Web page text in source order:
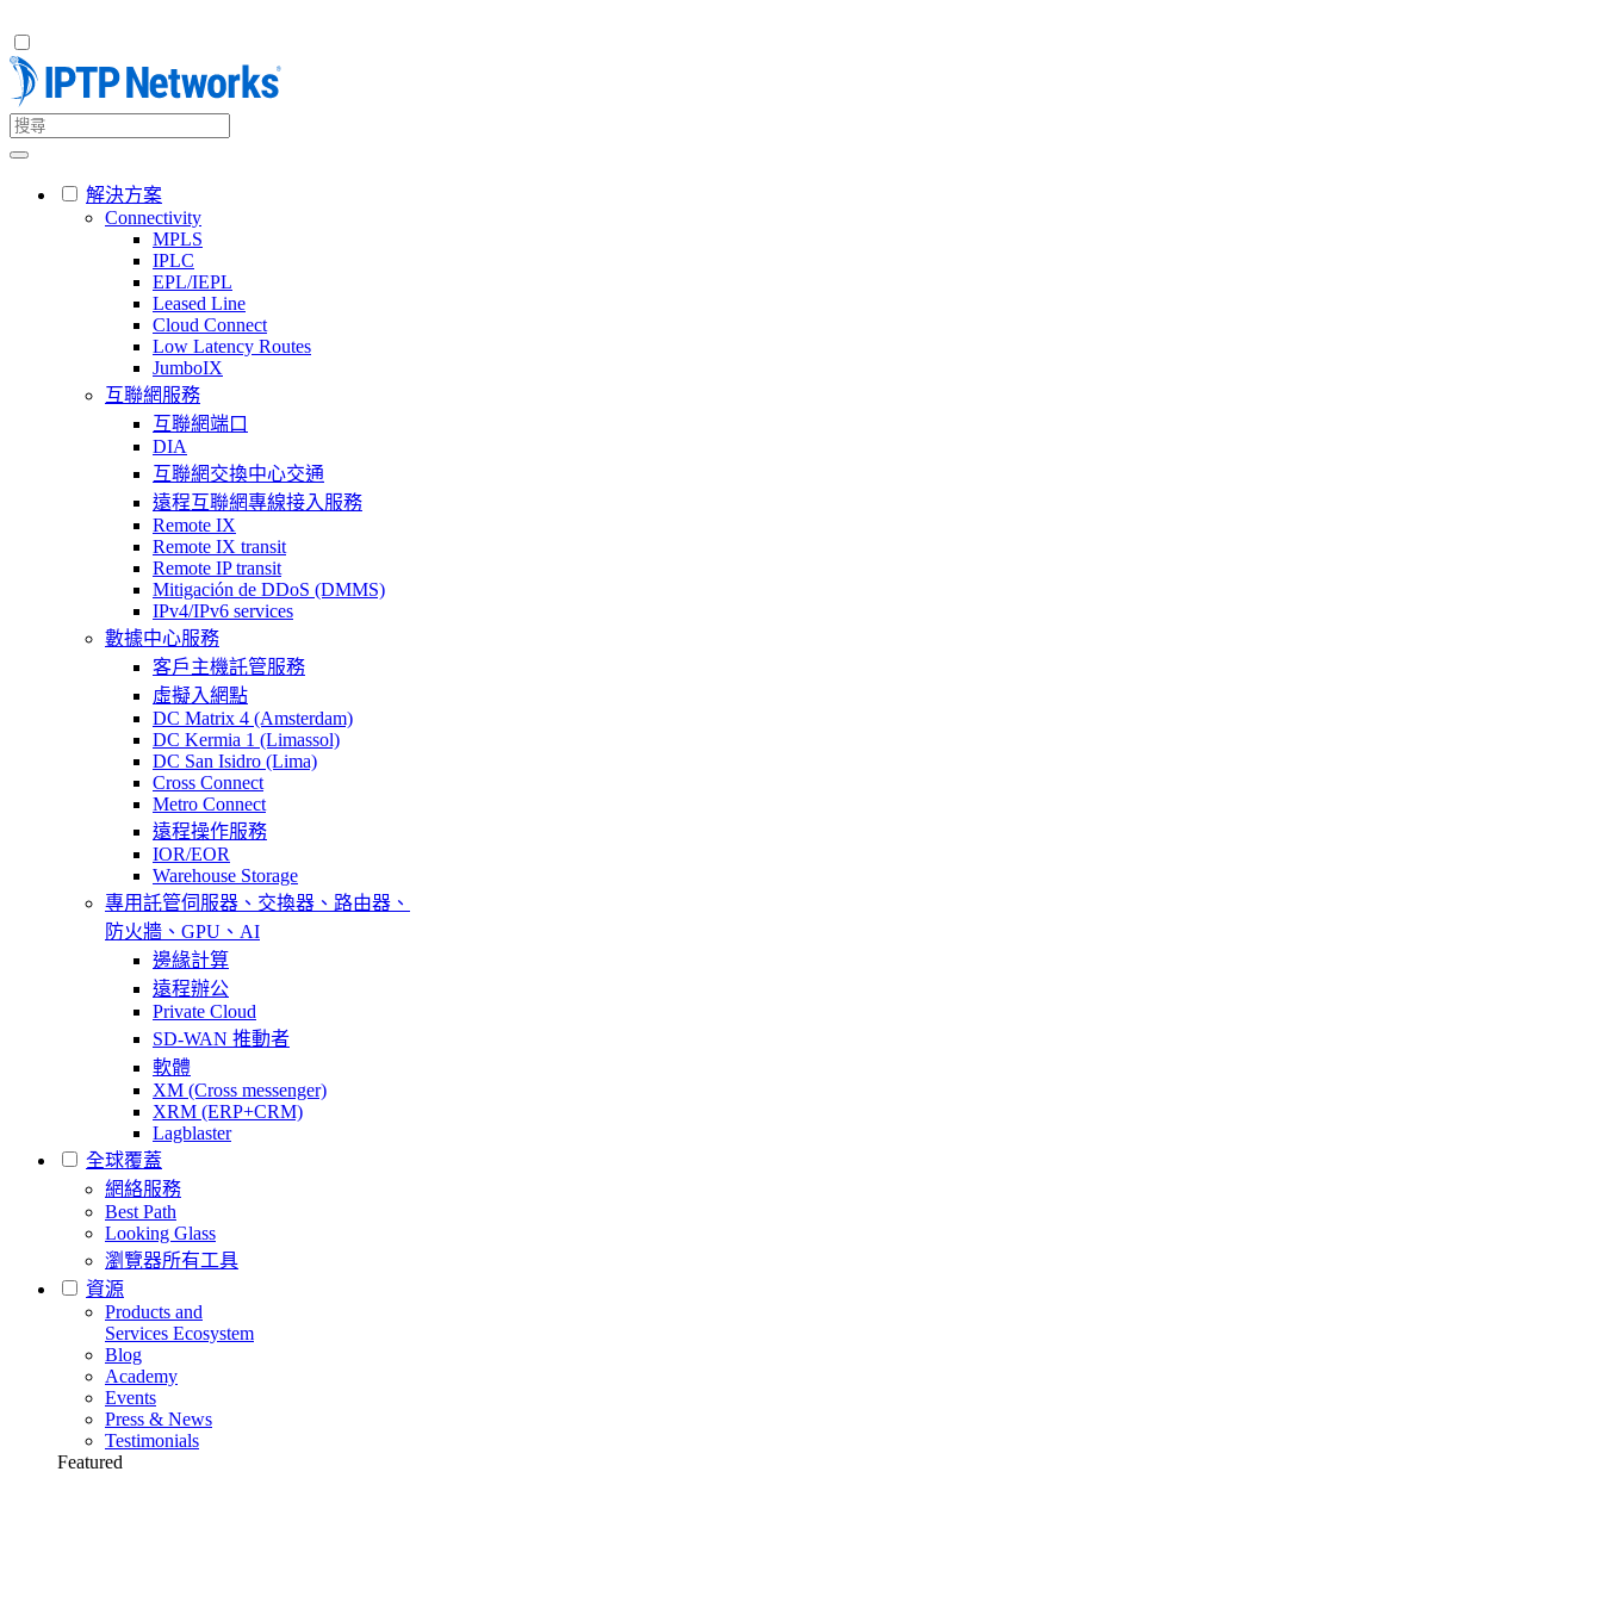
解決方案
Connectivity
MPLS
IPLC
EPL/IEPL
Leased Line
Cloud Connect
Low Latency Routes
JumboIX
互聯網服務
互聯網端口
DIA
互聯網交換中心交通
遠程互聯網專線接入服務
Remote IX
Remote IX transit
Remote IP transit
Mitigación de DDoS (DMMS)
IPv4/IPv6 services
數據中心服務
客戶主機託管服務
虛擬入網點
DC Matrix 4 (Amsterdam)
DC Kermia 1 (Limassol)
DC San Isidro (Lima)
Cross Connect
Metro Connect
遠程操作服務
IOR/EOR
Warehouse Storage
專用託管伺服器、交換器、路由器、
防火牆、GPU、AI
邊緣計算
遠程辦公
Private Cloud
SD-WAN 推動者
軟體
XM (Cross messenger)
XRM (ERP+CRM)
Lagblaster
全球覆蓋
網絡服務
Best Path
Looking Glass
瀏覽器所有工具
資源
Products and
Services Ecosystem
Blog
Academy
Events
Press & News
Testimonials
Featured